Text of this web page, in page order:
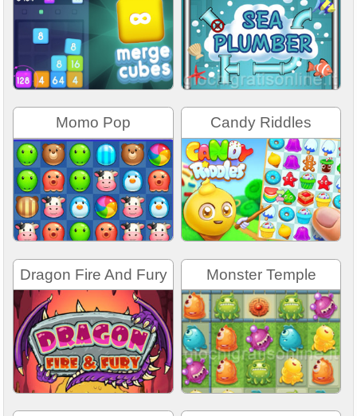
Momo Pop Candy Riddles
Dragon Fire And Fury Monster Temple